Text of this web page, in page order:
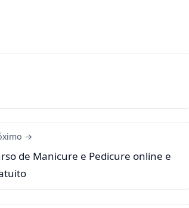
→
de Manicure e Pedicure online e